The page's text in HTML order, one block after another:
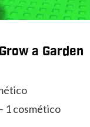
a Garden
1 cosmético